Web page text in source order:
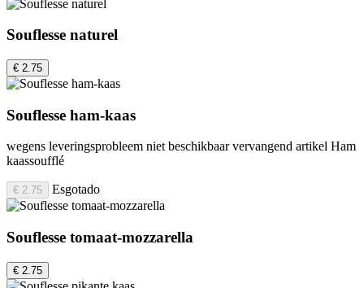
Souflesse naturel
€ 2.75
Souflesse ham-kaas
wegens leveringsprobleem niet beschikbaar vervangend artikel Ham
kaassoufflé
€ 2.75 Esgotado
Souflesse tomaat-mozzarella
€ 2.75